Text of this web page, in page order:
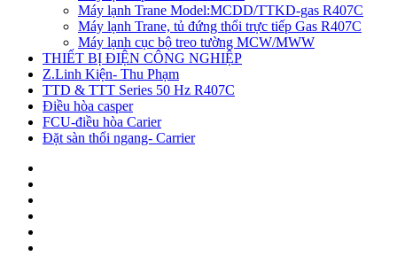
Máy lạnh Trane Model:MCDD/TTKD-gas R407C
Máy lạnh Trane, tủ đứng thổi trực tiếp Gas R407C
Máy lạnh cục bộ treo tường MCW/MWW
THIẾT BỊ ĐIỆN CÔNG NGHIỆP
Z.Linh Kiện- Thu Phạm
TTD & TTT Series 50 Hz R407C
Điều hòa casper
FCU-điều hòa Carier
Đặt sàn thổi ngang- Carrier